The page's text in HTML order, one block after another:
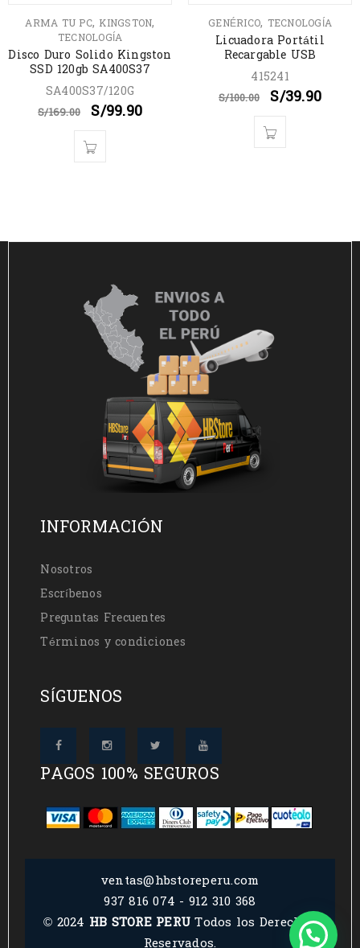
ARMA TU PC, KINGSTON,
TECNOLOGÍA
Disco Duro Solido Kingston
SSD 120gb SA400S37
SA400S37/120G
S/169.00 S/99.90
GENÉRICO, TECNOLOGÍA
Licuadora Portátil
Recargable USB
415241
S/100.00 S/39.90
INFORMACIÓN
Nosotros
Escríbenos
Preguntas Frecuentes
Términos y condiciones
SÍGUENOS
PAGOS 100% SEGUROS
ventas@hbstoreperu.com
937 816 074 - 912 310 368
© 2024 HB STORE PERUTodos los Derechos
Reservados.